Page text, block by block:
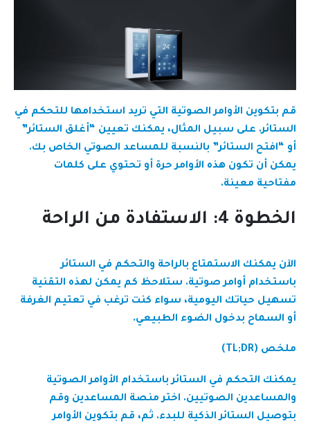
قم بتكوين الأوامر الصوتية التي تريد استخدامها للتحكم في
الستائر. على سبيل المثال، يمكنك تعيين “أغلق الستائر”
أو “افتح الستائر” بالنسبة للمساعد الصوتي الخاص بك.
يمكن أن تكون هذه الأوامر حرة أو تحتوي على كلمات
مفتاحية معينة.
الخطوة 4: الاستفادة من الراحة
الآن يمكنك الاستمتاع بالراحة والتحكم في الستائر
باستخدام أوامر صوتية. ستلاحظ كم يمكن لهذه التقنية
تسهيل حياتك اليومية، سواء كنت ترغب في تعتيم الغرفة
أو السماح بدخول الضوء الطبيعي.
ملخص (TL;DR)
يمكنك التحكم في الستائر باستخدام الأوامر الصوتية
والمساعدين الصوتيين. اختر منصة المساعدين وقم
بتوصيل الستائر الذكية للبدء. ثم، قم بتكوين الأوامر